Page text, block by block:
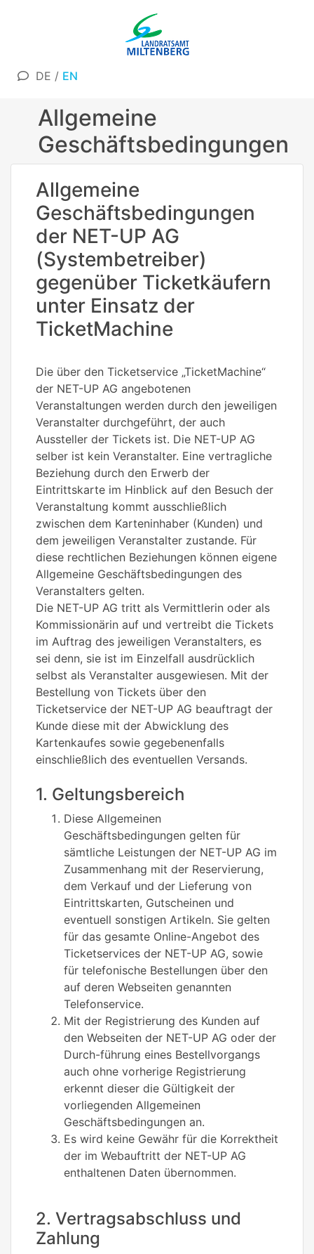
DE / EN
Allgemeine
Geschäftsbedingungen
Allgemeine
Geschäftsbedingungen
der NET-UP AG
(Systembetreiber)
gegenüber Ticketkäufern
unter Einsatz der
TicketMachine
Die über den Ticketservice „TicketMachine“
der NET-UP AG angebotenen
Veranstaltungen werden durch den jeweiligen
Veranstalter durchgeführt, der auch
Aussteller der Tickets ist. Die NET-UP AG
selber ist kein Veranstalter. Eine vertragliche
Beziehung durch den Erwerb der
Eintrittskarte im Hinblick auf den Besuch der
Veranstaltung kommt ausschließlich
zwischen dem Karteninhaber (Kunden) und
dem jeweiligen Veranstalter zustande. Für
diese rechtlichen Beziehungen können eigene
Allgemeine Geschäftsbedingungen des
Veranstalters gelten.
Die NET-UP AG tritt als Vermittlerin oder als
Kommissionärin auf und vertreibt die Tickets
im Auftrag des jeweiligen Veranstalters, es
sei denn, sie ist im Einzelfall ausdrücklich
selbst als Veranstalter ausgewiesen. Mit der
Bestellung von Tickets über den
Ticketservice der NET-UP AG beauftragt der
Kunde diese mit der Abwicklung des
Kartenkaufes sowie gegebenenfalls
einschließlich des eventuellen Versands.
1. Geltungsbereich
Diese Allgemeinen
Geschäftsbedingungen gelten für
sämtliche Leistungen der NET-UP AG im
Zusammenhang mit der Reservierung,
dem Verkauf und der Lieferung von
Eintrittskarten, Gutscheinen und
eventuell sonstigen Artikeln. Sie gelten
für das gesamte Online-Angebot des
Ticketservices der NET-UP AG, sowie
für telefonische Bestellungen über den
auf deren Webseiten genannten
Telefonservice.
Mit der Registrierung des Kunden auf
den Webseiten der NET-UP AG oder der
Durch-führung eines Bestellvorgangs
auch ohne vorherige Registrierung
erkennt dieser die Gültigkeit der
vorliegenden Allgemeinen
Geschäftsbedingungen an.
Es wird keine Gewähr für die Korrektheit
der im Webauftritt der NET-UP AG
enthaltenen Daten übernommen.
2. Vertragsabschluss und
Zahlung